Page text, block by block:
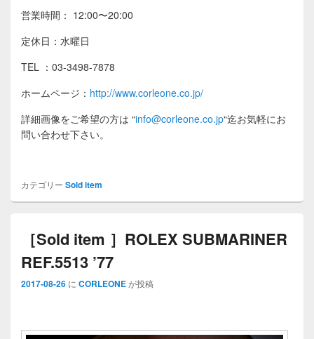
営業時間： 12:00〜20:00
定休日：水曜日
TEL ：03-3498-7878
ホームページ： http://www.corleone.co.jp/
詳細画像をご希望の方は “info@corleone.co.jp“迄お気軽にお
問い合わせ下さい。
カテゴリー Sold item
［Sold item ］ROLEX SUBMARINER
REF.5513 ’77
2017-08-26 に CORLEONEが投稿